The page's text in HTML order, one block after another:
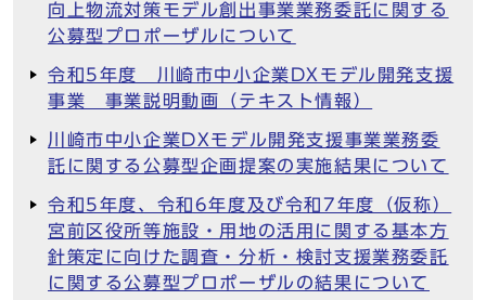
向上物流対策モデル創出事業業務委託に関する
公募型プロポーザルについて
令和5年度 川崎市中小企業DXモデル開発支援
事業 事業説明動画（テキスト情報）
川崎市中小企業DXモデル開発支援事業業務委
託に関する公募型企画提案の実施結果について
令和5年度、令和6年度及び令和7年度（仮称）
宮前区役所等施設・用地の活用に関する基本方
針策定に向けた調査・分析・検討支援業務委託
に関する公募型プロポーザルの結果について